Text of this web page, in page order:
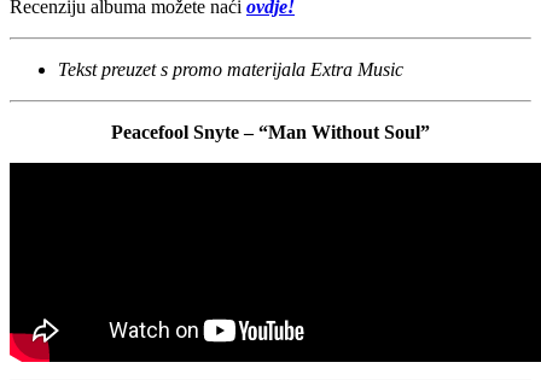
Recenziju albuma možete naći ovdje!
Tekst preuzet s promo materijala Extra Music
Peacefool Snyte – “Man Without Soul”